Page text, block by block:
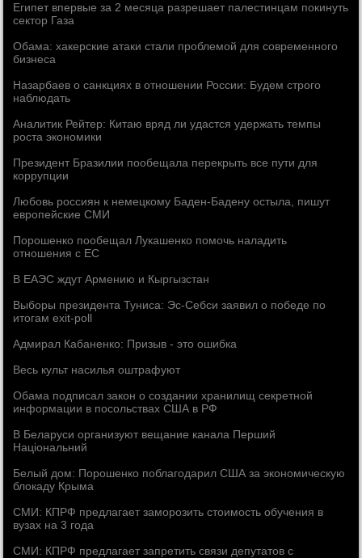
Египет впервые за 2 месяца разрешает палестинцам покинуть
сектор Газа
Обама: хакерские атаки стали проблемой для современного
бизнеса
Назарбаев о санкциях в отношении России: Будем строго
наблюдать
Аналитик Рейтер: Китаю вряд ли удастся удержать темпы
роста экономики
Президент Бразилии пообещала перекрыть все пути для
коррупции
Любовь россиян к немецкому Баден-Бадену остыла, пишут
европейские СМИ
Порошенко пообещал Лукашенко помочь наладить
отношения с ЕС
В ЕАЭС ждут Армению и Кыргызстан
Выборы президента Туниса: Эс-Себси заявил о победе по
итогам exit-poll
Адмирал Кабаненко: Призыв - это ошибка
Весь культ насилья оштрафуют
Обама подписал закон о создании хранилищ секретной
информации в посольствах США в РФ
В Беларуси организуют вещание канала Перший
Нацiональний
Белый дом: Порошенко поблагодарил США за экономическую
блокаду Крыма
СМИ: КПРФ предлагает заморозить стоимость обучения в
вузах на 3 года
СМИ: КПРФ предлагает запретить связи депутатов с